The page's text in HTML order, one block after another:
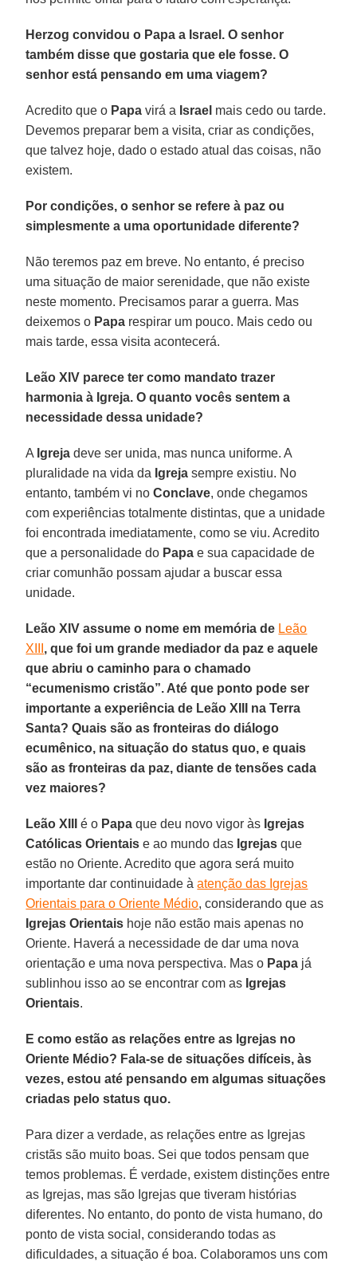
Herzog convidou o Papa a Israel. O senhor
também disse que gostaria que ele fosse. O
senhor está pensando em uma viagem?
Acredito que o Papa virá a Israel mais cedo ou tarde.
Devemos preparar bem a visita, criar as condições,
que talvez hoje, dado o estado atual das coisas, não
existem.
Por condições, o senhor se refere à paz ou
simplesmente a uma oportunidade diferente?
Não teremos paz em breve. No entanto, é preciso
uma situação de maior serenidade, que não existe
neste momento. Precisamos parar a guerra. Mas
deixemos o Papa respirar um pouco. Mais cedo ou
mais tarde, essa visita acontecerá.
Leão XIV parece ter como mandato trazer
harmonia à Igreja. O quanto vocês sentem a
necessidade dessa unidade?
A Igreja deve ser unida, mas nunca uniforme. A
pluralidade na vida da Igreja sempre existiu. No
entanto, também vi noConclave, onde chegamos
com experiências totalmente distintas, que a unidade
foi encontrada imediatamente, como se viu. Acredito
que a personalidade do Papa e sua capacidade de
criar comunhão possam ajudar a buscar essa
unidade.
Leão XIV assume o nome em memória de Leão
XIII , que foi um grande mediador da paz e aquele
que abriu o caminho para o chamado
“ecumenismo cristão”. Até que ponto pode ser
importante a experiência de Leão XIII na Terra
Santa? Quais são as fronteiras do diálogo
ecumênico, na situação do status quo, e quais
são as fronteiras da paz, diante de tensões cada
vez maiores?
Leão XIII é o Papa que deu novo vigor às Igrejas
Católicas Orientais e ao mundo das Igrejas que
estão no Oriente. Acredito que agora será muito
importante dar continuidade àatenção das Igrejas
Orientais para o Oriente Médio, considerando que as
Igrejas Orientais hoje não estão mais apenas no
Oriente. Haverá a necessidade de dar uma nova
orientação e uma nova perspectiva. Mas o Papa já
sublinhou isso ao se encontrar com as Igrejas
Orientais.
E como estão as relações entre as Igrejas no
Oriente Médio? Fala-se de situações difíceis, às
vezes, estou até pensando em algumas situações
criadas pelo status quo.
Para dizer a verdade, as relações entre as Igrejas
cristãs são muito boas. Sei que todos pensam que
temos problemas. É verdade, existem distinções entre
as Igrejas, mas são Igrejas que tiveram histórias
diferentes. No entanto, do ponto de vista humano, do
ponto de vista social, considerando todas as
dificuldades, a situação é boa. Colaboramos uns com